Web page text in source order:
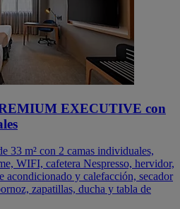
EXECUTIVE con
33 m² con 2 camas individuales,
WIFI, cafetera Nespresso, hervidor,
acondicionado y calefacción, secador
zapatillas, ducha y tabla de